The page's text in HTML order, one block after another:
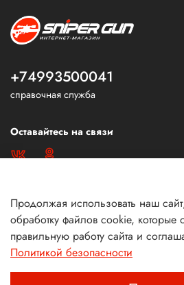
+74993500041
справочная служба
Оставайтесь на связи
Продолжая использовать наш
обработку файлов cookie, которые
правильную работу сайта и
Политикой безопасности